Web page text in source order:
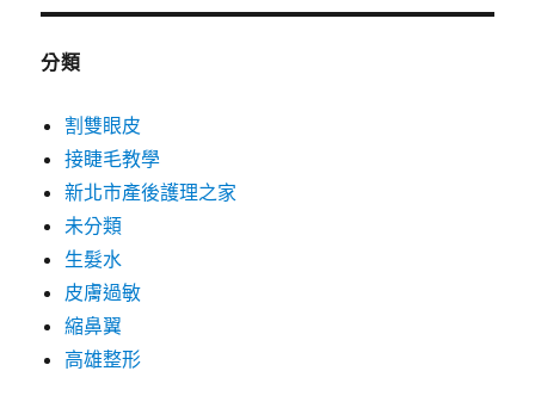
分類
割雙眼皮
接睫毛教學
新北市產後護理之家
未分類
生髮水
皮膚過敏
縮鼻翼
高雄整形